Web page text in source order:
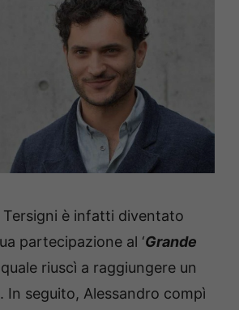
Tersigni è infatti diventato
partecipazione al ‘Grande
quale riuscì a raggiungere un
. In seguito, Alessandro compì